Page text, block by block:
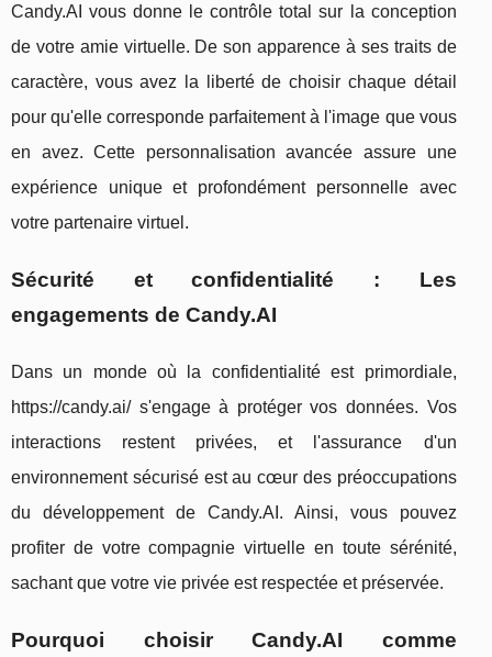
Candy.AI vous donne le contrôle total sur la conception
de votre amie virtuelle. De son apparence à ses traits de
caractère, vous avez la liberté de choisir chaque détail
pour qu'elle corresponde parfaitement à l'image que vous
en avez. Cette personnalisation avancée assure une
expérience unique et profondément personnelle avec
votre partenaire virtuel.
Sécurité et confidentialité : Les
engagements de Candy.AI
Dans un monde où la confidentialité est primordiale,
https://candy.ai/ s'engage à protéger vos données. Vos
interactions restent privées, et l'assurance d'un
environnement sécurisé est au cœur des préoccupations
du développement de Candy.AI. Ainsi, vous pouvez
profiter de votre compagnie virtuelle en toute sérénité,
sachant que votre vie privée est respectée et préservée.
Pourquoi choisir Candy.AI comme